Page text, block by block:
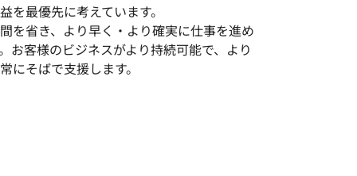
を最優先に考えています。
を省き、より早く・より確実に仕事を進め
お客様のビジネスがより持続可能で、より
にそばで支援します。